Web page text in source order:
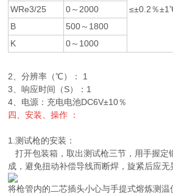
≤±0.2％
WRe3/25
0～2000
B
500～1800
K
0～1000
2、分辨率（℃）： 1
3、响应时间（S）：1
4、电源：充电电池DC6V±10％
四、安装、操作 ：
1.测试枪的安装：
打开包装箱，取出测试枪三节，用手握定
成，避免扭动补偿导线而断焊，旋紧后应无
将枪管内的二芯插头小心与手提式熔炼测